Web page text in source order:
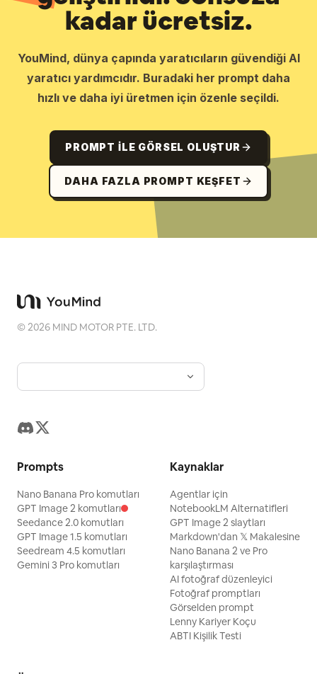
kadar ücretsiz.
YouMind, dünya çapında yaratıcıların güvendiği AI
yaratıcı yardımcıdır. Buradaki her prompt daha
hızlı ve daha iyi üretmen için özenle seçildi.
PROMPT ILE GÖRSEL OLUŞTUR
DAHA FAZLA PROMPT KEŞFET
©2026 MIND MOTOR PTE. LTD.
Prompts
Nano Banana Pro komutları
GPT Image 2 komutları
Seedance 2.0 komutları
GPT Image 1.5 komutları
Seedream 4.5 komutları
Gemini 3 Pro komutları
Kaynaklar
Agentlar için
NotebookLM Alternatifleri
GPT Image 2 slaytları
Markdown'dan 𝕏 Makalesine
Nano Banana 2 ve Pro
karşılaştırması
AI fotoğraf düzenleyici
Fotoğraf promptları
Görselden prompt
Lenny Kariyer Koçu
ABTI Kişilik Testi